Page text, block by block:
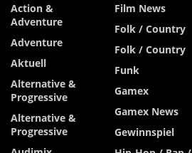
Action &
Adventure
Adventure
Aktuell
Alternative &
Progressive
Alternative &
Progressive
Film News
Folk / Country
Folk / Country
Funk
Gamex
Gamex News
Gewinnspiel